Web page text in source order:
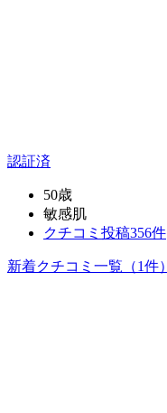
認証済
50歳
敏感肌
クチコミ投稿356件
新着クチコミ一覧 （1件）